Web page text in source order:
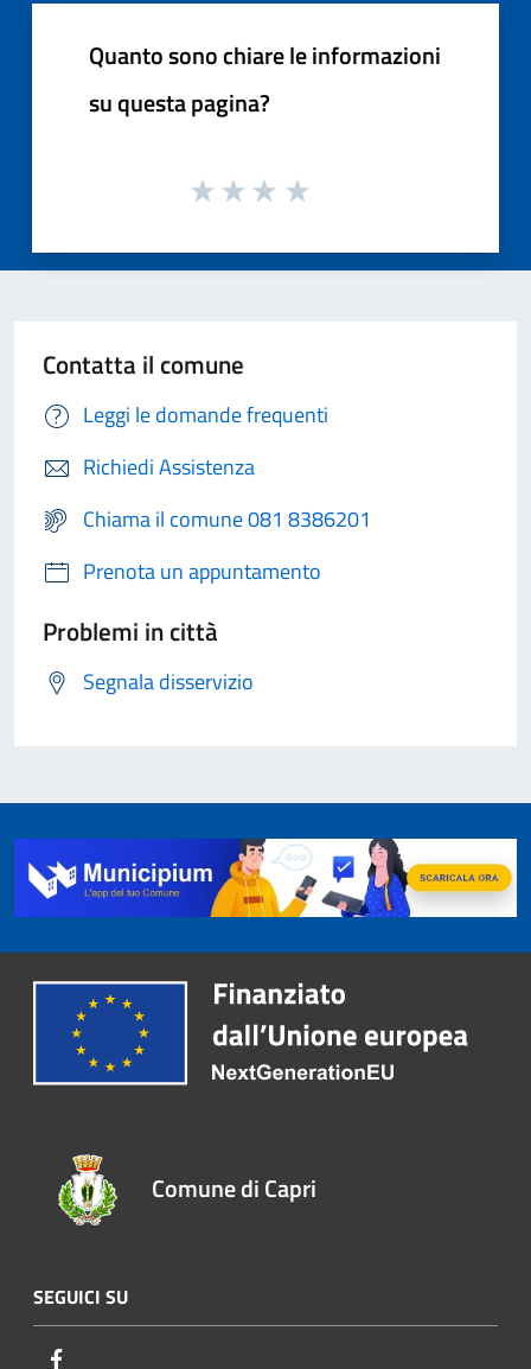
Quanto sono chiare le informazioni
su questa pagina?
Contatta il comune
Leggi le domande frequenti
Richiedi Assistenza
Chiama il comune 081 8386201
Prenota un appuntamento
Problemi in città
Segnala disservizio
Comune di Capri
SEGUICI SU